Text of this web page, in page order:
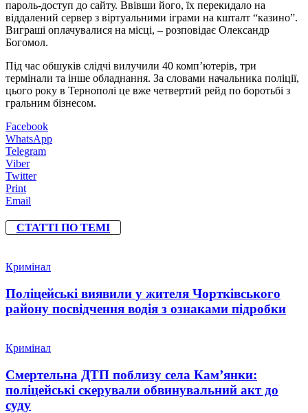
пароль-доступ до сайту. Ввівши його, їх перекидало на
віддалений сервер з віртуальними іграми на кшталт “казино”.
Виграші оплачувалися на місці, – розповідає Олександр
Богомол.
Під час обшуків слідчі вилучили 40 комп’ютерів, три
термінали та інше обладнання. За словами начальника поліції,
цього року в Тернополі це вже четвертий рейд по боротьбі з
гральним бізнесом.
Facebook
WhatsApp
Telegram
Viber
Twitter
Print
Email
СТАТТІ ПО ТЕМІ
Кримінал
Поліцейські виявили у жителя Чортківського
району посвідчення водія з ознаками підробки
Кримінал
Смертельна ДТП поблизу села Кам’янки:
поліцейські скерували обвинувальний акт до
суду